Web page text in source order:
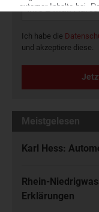
Ich habe die
und akzeptiere diese.
Meistgelesen
Karl Hess:
Rhein-
Erklärungen